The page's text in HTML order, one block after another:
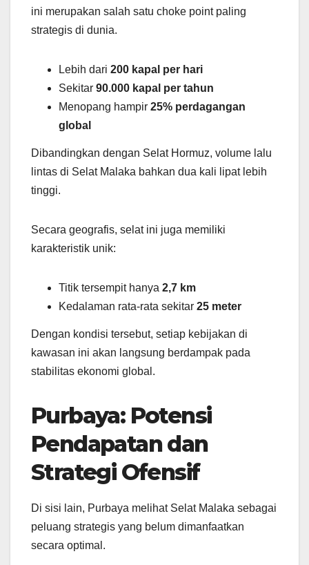
ini merupakan salah satu choke point paling
strategis di dunia.
Lebih dari 200 kapal per hari
Sekitar 90.000 kapal per tahun
Menopang hampir 25% perdagangan
global
Dibandingkan dengan Selat Hormuz, volume lalu
lintas di Selat Malaka bahkan dua kali lipat lebih
tinggi.
Secara geografis, selat ini juga memiliki
karakteristik unik:
Titik tersempit hanya 2,7 km
Kedalaman rata-rata sekitar 25 meter
Dengan kondisi tersebut, setiap kebijakan di
kawasan ini akan langsung berdampak pada
stabilitas ekonomi global.
Purbaya: Potensi
Pendapatan dan
Strategi Ofensif
Di sisi lain, Purbaya melihat Selat Malaka sebagai
peluang strategis yang belum dimanfaatkan
secara optimal.